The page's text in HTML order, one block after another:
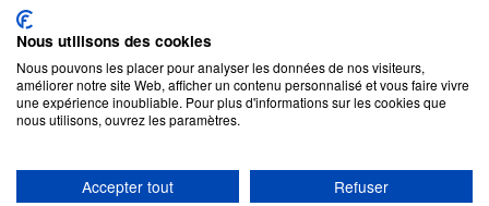
NOUVEAUTÉS
PROMOTIONS
CGV
CONFIDENTIALITÉ
MENTIONS LÉGALES
NOTRE BLOG
Nous utilisons des cookies
Nous pouvons les placer pour analyser les données de nos visiteurs,
améliorer notre site Web, afficher un contenu personnalisé et vous faire vivre
une expérience inoubliable. Pour plus d'informations sur les cookies que
nous utilisons, ouvrez les paramètres.
Accepter tout Refuser